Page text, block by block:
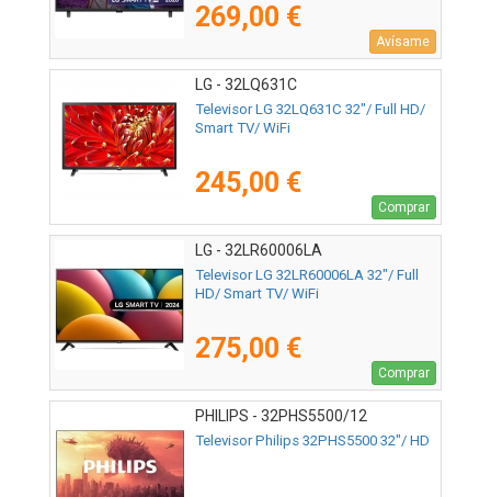
269,00 €
Avísame
LG - 32LQ631C
Televisor LG 32LQ631C 32"/ Full HD/
Smart TV/ WiFi
245,00 €
Comprar
LG - 32LR60006LA
Televisor LG 32LR60006LA 32"/ Full
HD/ Smart TV/ WiFi
275,00 €
Comprar
PHILIPS - 32PHS5500/12
Televisor Philips 32PHS5500 32"/ HD